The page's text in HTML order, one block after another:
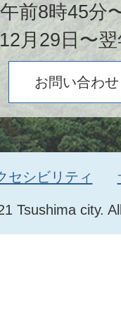
前8時45分
月29日〜
お問い合わせ
Tsushima city.
セシビリティ